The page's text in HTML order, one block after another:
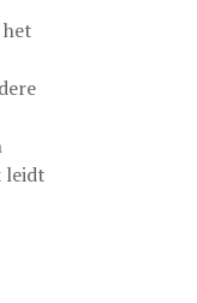
leidt